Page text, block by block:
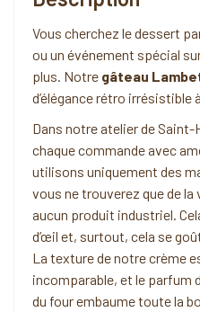
Vous cherchez le dessert
ou un événement spécial
plus. Notre gâteau
d’élégance rétro
Dans notre atelier de
chaque commande avec
utilisons uniquement des
vous ne trouverez que de la
aucun produit industriel.
d’œil et, surtout, cela se
La texture de notre crème
incomparable, et le parfum
du four embaume toute la